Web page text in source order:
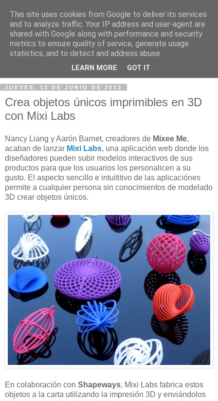
JUEVES, 13 DE JUNIO DE 2013
Crea objetos únicos imprimibles en 3D
con Mixi Labs
Nancy Liang y Aarón Barnet, creadores de Mixee Me,
acaban de lanzar Mixi Labs, una aplicación web donde los
diseñadores pueden subir modelos interactivos de sus
productos para que los usuarios los personalicen a su
gusto. El aspecto sencillo e intuititivo de las aplicaciónes
permite a cualquier persona sin conocimientos de modelado
3D crear objetos únicos.
En colaboración con Shapeways, Mixi Labs fabrica estos
objetos a la carta utilizando la impresión 3D y enviándolos
This site uses cookies from Google to deliver its services
and to analyze traffic. Your IP address and user-agent are
shared with Google along with performance and security
metrics to ensure quality of service, generate usage
statistics, and to detect and address abuse.
LEARN MORE GOT IT